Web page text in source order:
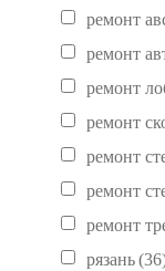
ремонт
ремонт
ремонт
ремонт
ремонт
ремонт
ремонт
рязань